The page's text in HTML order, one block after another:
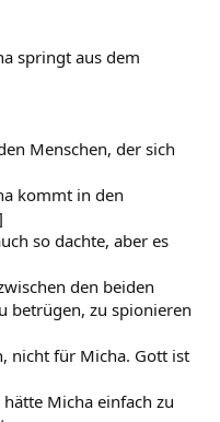
springt aus dem
Menschen, der sich
kommt in den
so dachte, aber es
den beiden
betrügen, zu spionieren
nicht für Micha. Gott ist
Micha einfach zu